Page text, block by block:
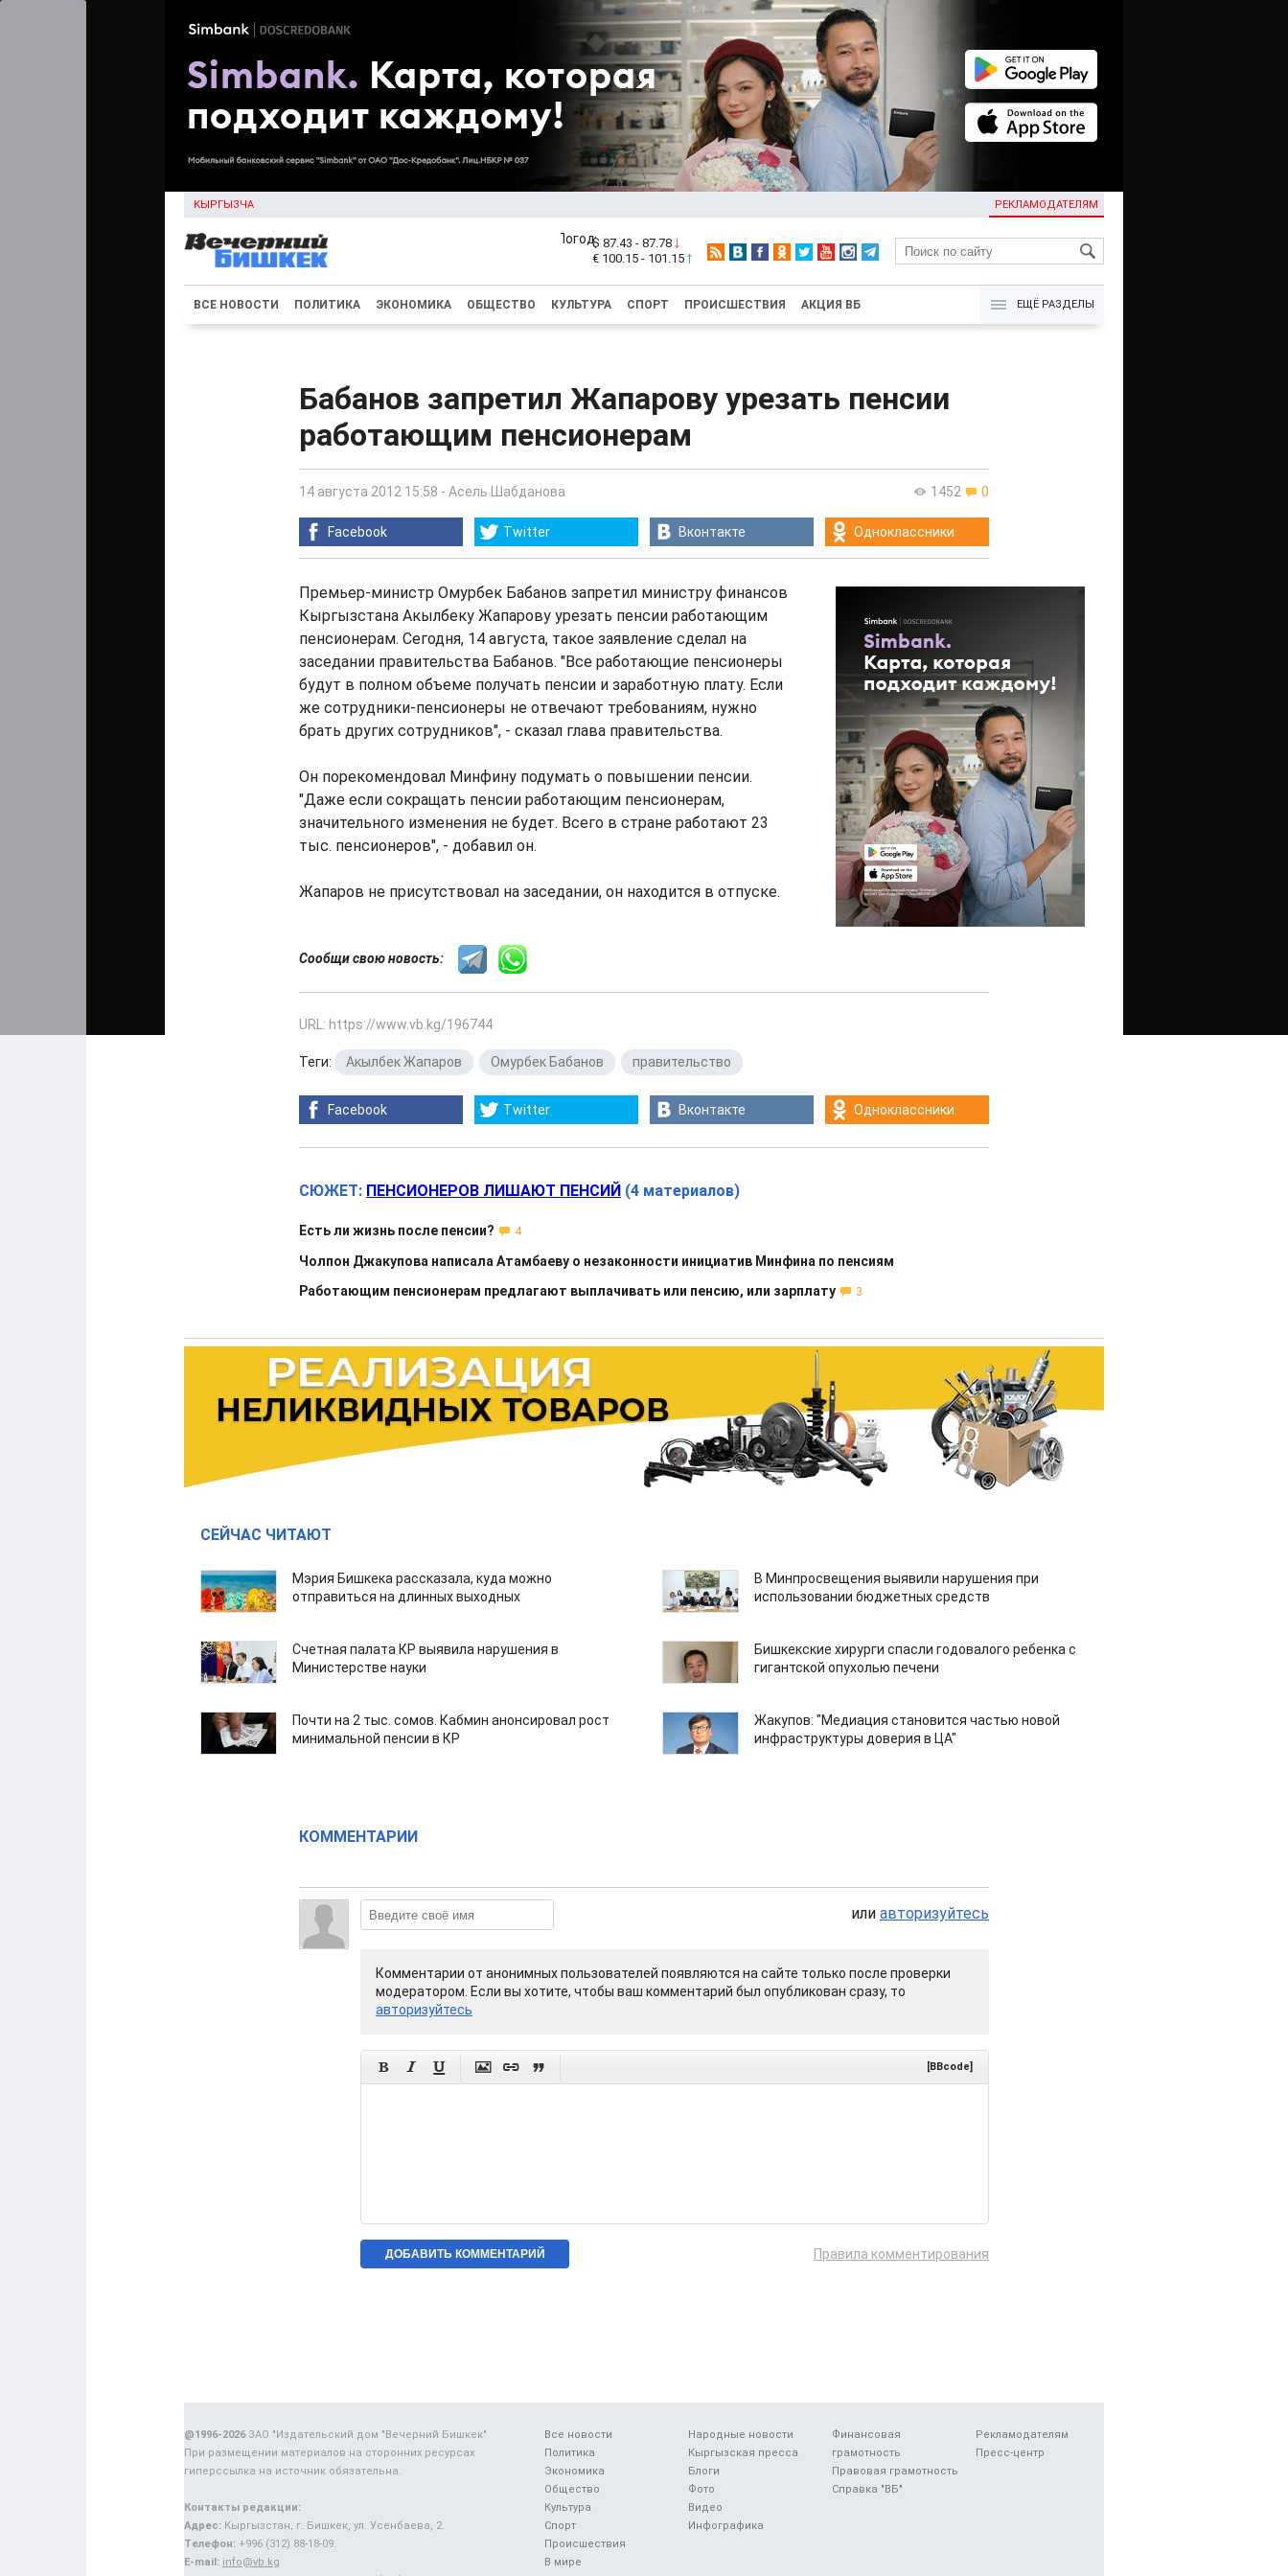
КЫРГЫЗЧА РЕКЛАМОДАТЕЛЯМ
KG
$ 87.43 - 87.78
€ 100.15 - 101.15
ВСЕ НОВОСТИ ПОЛИТИКА ЭКОНОМИКА ОБЩЕСТВО КУЛЬТУРА СПОРТ ПРОИСШЕСТВИЯ АКЦИЯ ВБ ЕЩЁ РАЗДЕЛЫ
Бабанов запретил Жапарову урезать пенсии
работающим пенсионерам
1452 0
14 августа 2012 15:58 - Асель Шабданова
Facebook Twitter Вконтакте Одноклассники
Премьер-министр Омурбек Бабанов запретил министру финансов
Кыргызстана Акылбеку Жапарову урезать пенсии работающим
пенсионерам. Сегодня, 14 августа, такое заявление сделал на
заседании правительства Бабанов. "Все работающие пенсионеры
будут в полном объеме получать пенсии и заработную плату. Если
же сотрудники-пенсионеры не отвечают требованиям, нужно
брать других сотрудников", - сказал глава правительства.
Он порекомендовал Минфину подумать о повышении пенсии.
"Даже если сокращать пенсии работающим пенсионерам,
значительного изменения не будет. Всего в стране работают 23
тыс. пенсионеров", - добавил он.
Жапаров не присутствовал на заседании, он находится в отпуске.
Сообщи свою новость:
URL: https://www.vb.kg/196744
Теги: Акылбек Жапаров Омурбек Бабанов правительство
Facebook Twitter Вконтакте Одноклассники
СЮЖЕТ: ПЕНСИОНЕРОВ ЛИШАЮТ ПЕНСИЙ (4 материалов)
Есть ли жизнь после пенсии? 4
Чолпон Джакупова написала Атамбаеву о незаконности инициатив Минфина по пенсиям
Работающим пенсионерам предлагают выплачивать или пенсию, или зарплату
3
СЕЙЧАС ЧИТАЮТ
Мэрия Бишкека рассказала, куда можно
отправиться на длинных выходных
В Минпросвещения выявили нарушения при
использовании бюджетных средств
Счетная палата КР выявила нарушения в
Министерстве науки
Бишкекские хирурги спасли годовалого ребенка с
гигантской опухолью печени
Почти на 2 тыс. сомов. Кабмин анонсировал рост
минимальной пенсии в КР
Жакупов: "Медиация становится частью новой
инфраструктуры доверия в ЦА"
КОММЕНТАРИИ
или авторизуйтесь
Комментарии от анонимных пользователей появляются на сайте только после проверки
модератором. Если вы хотите, чтобы ваш комментарий был опубликован сразу, то
авторизуйтесь
      [BBcode]
Правила комментирования
Все новости
Политика
Экономика
Общество
Культура
Спорт
Происшествия
В мире
Народные новости
Кыргызская пресса
Блоги
Фото
Видео
Инфографика
Финансовая
грамотность
Правовая грамотность
Справка "ВБ"
Рекламодателям
Пресс-центр
@1996-2026ЗАО "Издательский дом "Вечерний Бишкек"
При размещении материалов на сторонних ресурсах
гиперссылка на источник обязательна.
Контакты редакции:
Адрес: Кыргызстан, г. Бишкек, ул. Усенбаева, 2.
Телефон: +996 (312) 88-18-09.
E-mail: info@vb.kg